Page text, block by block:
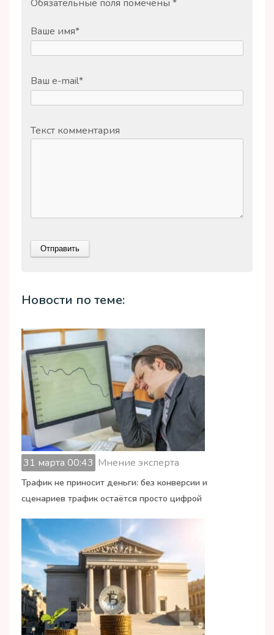
Обязательные поля помечены *
Ваше имя*
Ваш e-mail*
Текст комментария
Новости по теме:
31 марта 00:43 Мнение эксперта
Трафик не приносит деньги: без конверсии и
сценариев трафик остаётся просто цифрой